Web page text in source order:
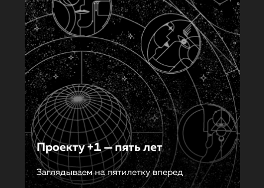
Проекту +1 — пять лет
Заглядываем на пятилетку вперед